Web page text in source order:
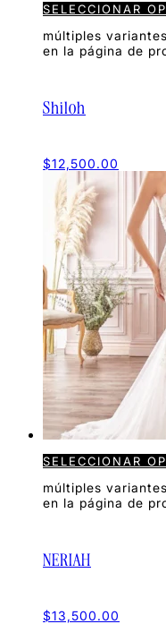
SELECCIONAR
múltiples
en la página de
Shiloh
$12,500.00
SELECCIONAR
múltiples
en la página de
NERIAH
$13,500.00